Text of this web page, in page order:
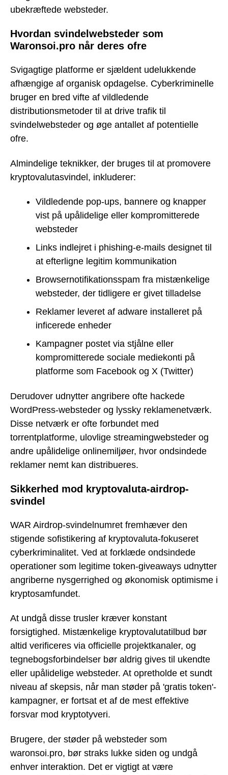
ubekræftede websteder.
Hvordan svindelwebsteder som
Waronsoi.pro når deres ofre
Svigagtige platforme er sjældent udelukkende
afhængige af organisk opdagelse. Cyberkriminelle
bruger en bred vifte af vildledende
distributionsmetoder til at drive trafik til
svindelwebsteder og øge antallet af potentielle
ofre.
Almindelige teknikker, der bruges til at promovere
kryptovalutasvindel, inkluderer:
Vildledende pop-ups, bannere og knapper
vist på upålidelige eller kompromitterede
websteder
Links indlejret i phishing-e-mails designet til
at efterligne legitim kommunikation
Browsernotifikationsspam fra mistænkelige
websteder, der tidligere er givet tilladelse
Reklamer leveret af adware installeret på
inficerede enheder
Kampagner postet via stjålne eller
kompromitterede sociale mediekonti på
platforme som Facebook og X (Twitter)
Derudover udnytter angribere ofte hackede
WordPress-websteder og lyssky reklamenetværk.
Disse netværk er ofte forbundet med
torrentplatforme, ulovlige streamingwebsteder og
andre upålidelige onlinemiljøer, hvor ondsindede
reklamer nemt kan distribueres.
Sikkerhed mod kryptovaluta-airdrop-
svindel
WAR Airdrop-svindelnumret fremhæver den
stigende sofistikering af kryptovaluta-fokuseret
cyberkriminalitet. Ved at forklæde ondsindede
operationer som legitime token-giveaways udnytter
angriberne nysgerrighed og økonomisk optimisme i
kryptosamfundet.
At undgå disse trusler kræver konstant
forsigtighed. Mistænkelige kryptovalutatilbud bør
altid verificeres via officielle projektkanaler, og
tegnebogsforbindelser bør aldrig gives til ukendte
eller upålidelige websteder. At opretholde et sundt
niveau af skepsis, når man støder på 'gratis token'-
kampagner, er fortsat et af de mest effektive
forsvar mod kryptotyveri.
Brugere, der støder på websteder som
waronsoi.pro, bør straks lukke siden og undgå
enhver interaktion. Det er vigtigt at være